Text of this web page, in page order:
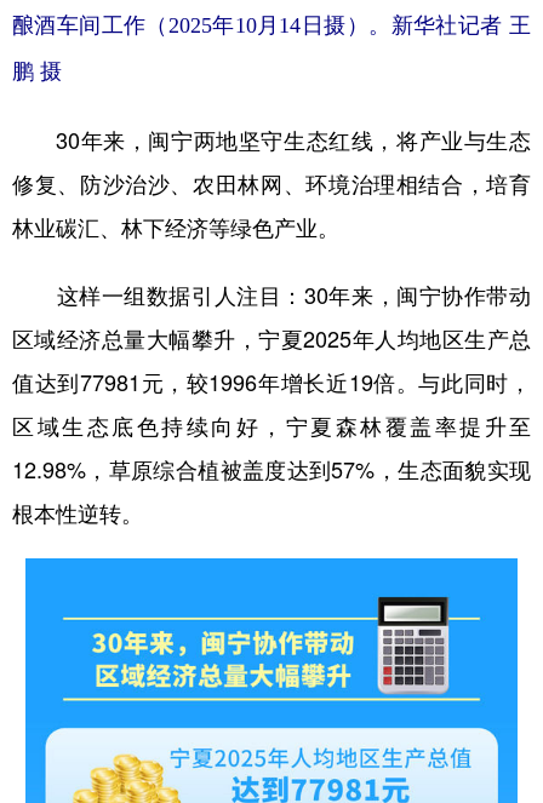
酿酒车间工作（2025年10月14日摄）。新华社记者 王
鹏 摄
30年来，闽宁两地坚守生态红线，将产业与生态
修复、防沙治沙、农田林网、环境治理相结合，培育
林业碳汇、林下经济等绿色产业。
这样一组数据引人注目：30年来，闽宁协作带动
区域经济总量大幅攀升，宁夏2025年人均地区生产总
值达到77981元，较1996年增长近19倍。与此同时，
区域生态底色持续向好，宁夏森林覆盖率提升至
12.98%，草原综合植被盖度达到57%，生态面貌实现
根本性逆转。